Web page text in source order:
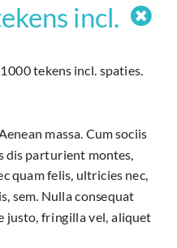

incl.
tekens incl. spaties.
massa. Cum sociis
dis parturient montes,
quam felis, ultricies nec,
sem. Nulla consequat
justo, fringilla vel, aliquet